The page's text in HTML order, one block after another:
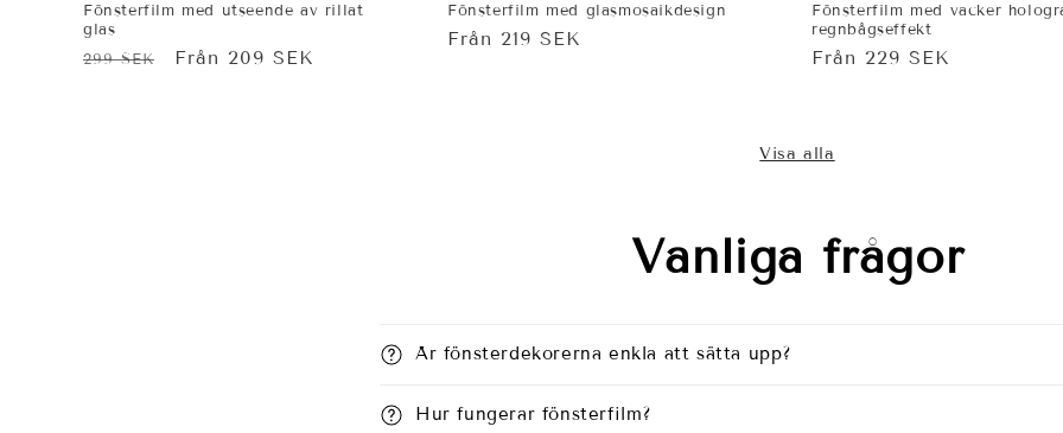
Fönsterfilm med utseende av rillat
glas
Ordinarie
299 SEK Försäljningspris
Från 209 SEK
Fönsterfilm med glasmosaikdesign
Ordinarie
Från 219 SEK
Fönsterfilm med vacker
regnbågseffekt
Ordinarie
Från 229 SEK
Visa alla
Vanliga frågor
Är fönsterdekorerna enkla att sätta upp?
Hur fungerar fönsterfilm?